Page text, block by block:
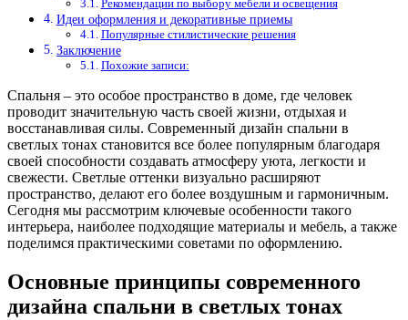
Рекомендации по выбору мебели и освещения
Идеи оформления и декоративные приемы
Популярные стилистические решения
Заключение
Похожие записи:
Спальня – это особое пространство в доме, где человек
проводит значительную часть своей жизни, отдыхая и
восстанавливая силы. Современный дизайн спальни в
светлых тонах становится все более популярным благодаря
своей способности создавать атмосферу уюта, легкости и
свежести. Светлые оттенки визуально расширяют
пространство, делают его более воздушным и гармоничным.
Сегодня мы рассмотрим ключевые особенности такого
интерьера, наиболее подходящие материалы и мебель, а также
поделимся практическими советами по оформлению.
Основные принципы современного
дизайна спальни в светлых тонах